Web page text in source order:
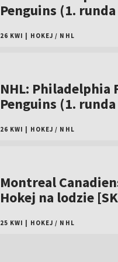
Penguins (1.
26 KWI HOKEJ / NHL
NHL: Philadelphia
Penguins (1.
26 KWI HOKEJ / NHL
Montreal
Hokej na lodzie
25 KWI HOKEJ / NHL